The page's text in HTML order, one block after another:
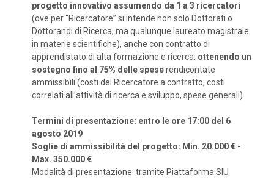
progetto innovativo assumendo da 1 a 3 ricercatori
(ove per “Ricercatore” si intende non solo Dottorati o
Dottorandi di Ricerca, ma qualunque laureato magistrale
in materie scientifiche), anche con contratto di
apprendistato di alta formazione e ricerca, ottenendo un
sostegno fino al 75% delle speserendicontate
ammissibili (costi del Ricercatore a contratto, costi
correlati all’attività di ricerca e sviluppo, spese generali).
Termini di presentazione: entro le ore 17:00 del 6
agosto 2019
Soglie di ammissibilità del progetto: Min. 20.000 € -
Max. 350.000 €
Modalità di presentazione: tramite Piattaforma SIU